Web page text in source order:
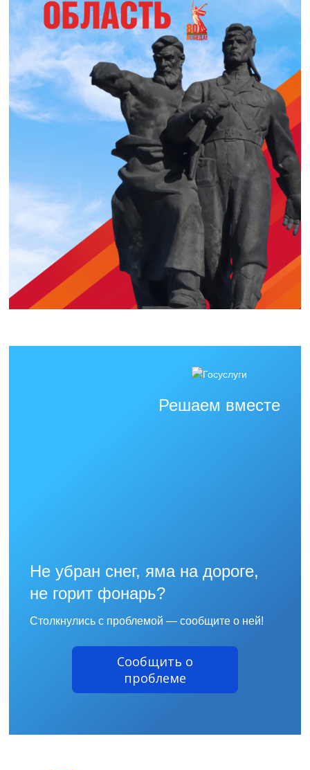
Решаем вместе
Не убран снег, яма на дороге,
не горит фонарь?
Столкнулись с проблемой — сообщите о ней!
Сообщить о
проблеме